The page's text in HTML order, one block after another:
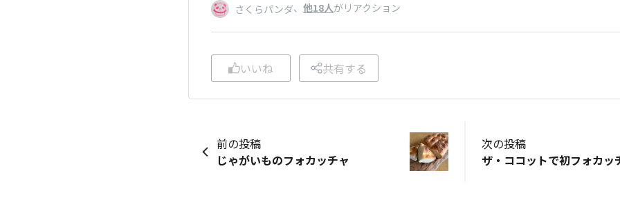
さくらパンダ、 他18人がリアクション
いいね 共有する
前の投稿
じゃがいものフォカッチャ
次の投稿
ザ・ココットで初フォカッ